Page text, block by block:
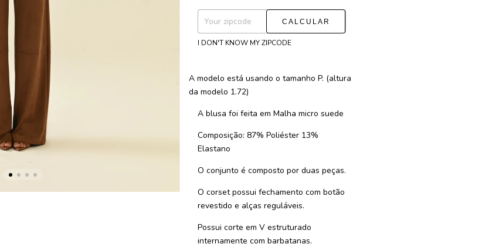
Shipping for zipcode:
CHANGE ZIPCODE
I DON'T KNOW MY ZIPCODE
A modelo está usando o tamanho P. (altura
da modelo 1.72)
A blusa foi feita em Malha micro suede
Composição: 87% Poliéster 13%
Elastano
O conjunto é composto por duas peças.
O corset possui fechamento com botão
revestido e alças reguláveis.
Possui corte em V estruturado
internamente com barbatanas.